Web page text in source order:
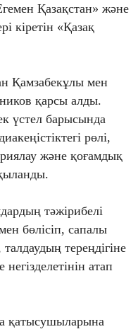
Қазақстан» және
кіретін «Қазақ
Қамзабекұлы мен
қарсы алды.
үстел барысында
рөлі,
және қоғамдық
тәжірибелі
бөлісіп, сапалы
тереңдігіне
атап
қатысушыларына